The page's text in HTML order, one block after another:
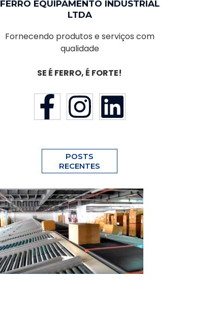
FERRO EQUIPAMENTO INDUSTRIAL
LTDA
Fornecendo produtos e serviços com
qualidade
SE É FERRO, É FORTE!
POSTS
RECENTES